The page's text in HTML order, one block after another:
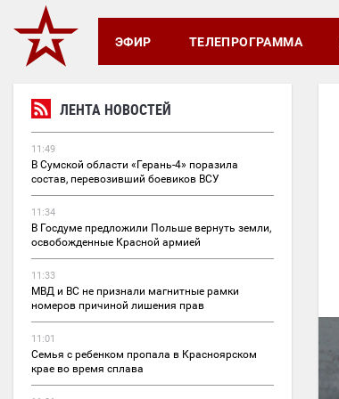
ЭФИР ТЕЛЕПРОГРАММА
ЛЕНТА НОВОСТЕЙ
11:49
В Сумской области «Герань-4» поразила
состав, перевозивший боевиков ВСУ
11:34
В Госдуме предложили Польше вернуть земли,
освобожденные Красной армией
11:33
МВД и ВС не признали магнитные рамки
номеров причиной лишения прав
11:01
Семья с ребенком пропала в Красноярском
крае во время сплава